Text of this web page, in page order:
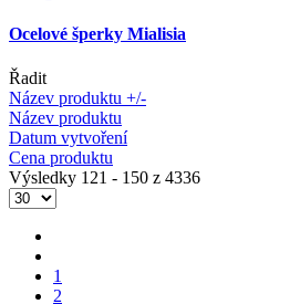
Ocelové šperky Mialisia
Řadit
Název produktu +/-
Název produktu
Datum vytvoření
Cena produktu
Výsledky 121 - 150 z 4336
1
2